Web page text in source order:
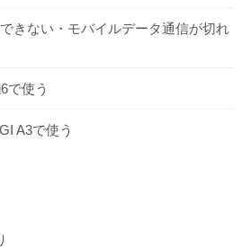
きない・モバイルデータ通信が切れ
で使う
A3で使う